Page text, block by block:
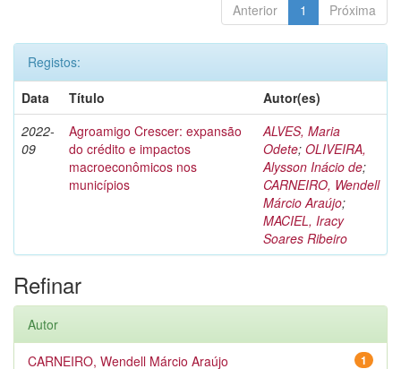
Anterior 1 Próxima
Registos:
Data
Título
Autor(es)
2022-
09
Agroamigo Crescer: expansão
do crédito e impactos
macroeconômicos nos
municípios
ALVES, Maria
Odete; OLIVEIRA,
Alysson Inácio de;
CARNEIRO, Wendell
Márcio Araújo;
MACIEL, Iracy
Soares Ribeiro
Refinar
Autor
1
CARNEIRO, Wendell Márcio Araújo